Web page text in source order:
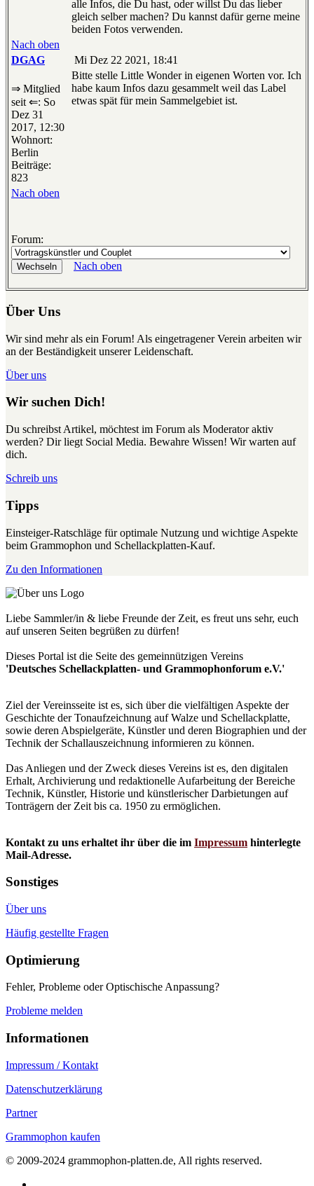
alle Infos, die Du hast, oder willst Du das lieber
gleich selber machen? Du kannst dafür gerne meine
beiden Fotos verwenden.
Nach oben
DGAG
Mi Dez 22 2021, 18:41
⇒ Mitglied
seit ⇐: So
Dez 31
2017, 12:30
Wohnort:
Berlin
Beiträge:
823
Bitte stelle Little Wonder in eigenen Worten vor. Ich
habe kaum Infos dazu gesammelt weil das Label
etwas spät für mein Sammelgebiet ist.
Nach oben
Forum:
Nach oben
Über Uns
Wir sind mehr als ein Forum! Als eingetragener Verein arbeiten wir
an der Beständigkeit unserer Leidenschaft.
Über uns
Wir suchen Dich!
Du schreibst Artikel, möchtest im Forum als Moderator aktiv
werden? Dir liegt Social Media. Bewahre Wissen! Wir warten auf
dich.
Schreib uns
Tipps
Einsteiger-Ratschläge für optimale Nutzung und wichtige Aspekte
beim Grammophon und Schellackplatten-Kauf.
Zu den Informationen
Liebe Sammler/in & liebe Freunde der Zeit, es freut uns sehr, euch
auf unseren Seiten begrüßen zu dürfen!
Dieses Portal ist die Seite des gemeinnützigen Vereins
'Deutsches Schellackplatten- und Grammophonforum e.V.'
Ziel der Vereinsseite ist es, sich über die vielfältigen Aspekte der
Geschichte der Tonaufzeichnung auf Walze und Schellackplatte,
sowie deren Abspielgeräte, Künstler und deren Biographien und der
Technik der Schallauszeichnung informieren zu können.
Das Anliegen und der Zweck dieses Vereins ist es, den digitalen
Erhalt, Archivierung und redaktionelle Aufarbeitung der Bereiche
Technik, Künstler, Historie und künstlerischer Darbietungen auf
Tonträgern der Zeit bis ca. 1950 zu ermöglichen.
Kontakt zu uns erhaltet ihr über die im Impressum hinterlegte
Mail-Adresse.
Sonstiges
Über uns
Häufig gestellte Fragen
Optimierung
Fehler, Probleme oder Optischische Anpassung?
Probleme melden
Informationen
Impressum / Kontakt
Datenschutzerklärung
Partner
Grammophon kaufen
© 2009-2024 grammophon-platten.de, All rights reserved.